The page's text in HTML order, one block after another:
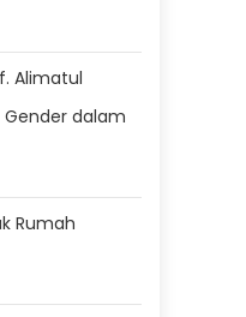
Alimatul
dalam
Rumah